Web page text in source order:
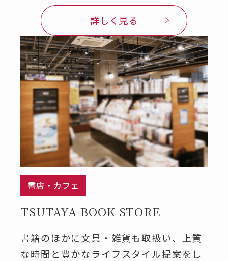
詳しく見る
書店・カフェ
TSUTAYA BOOK STORE
書籍のほかに文具・雑貨も取扱い、上質
な時間と豊かなライフスタイル提案をし